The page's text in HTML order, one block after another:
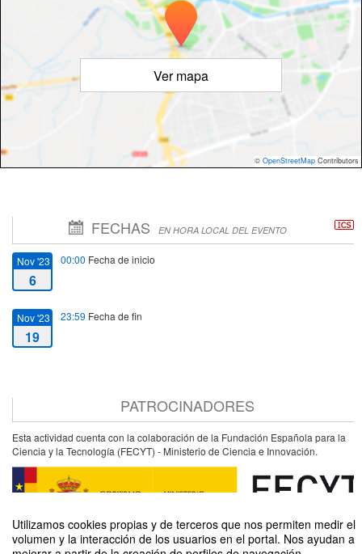
Utilizamos cookies propias y de terceros que nos permiten medir el
volumen y la interacción de los usuarios en el portal. Nos ayudan a
Ver mapa
© OpenStreetMap Contributors
FECHAS EN HORA LOCAL DEL EVENTO
Nov '23
6
00:00 Fecha de inicio
Nov '23
19
23:59 Fecha de fin
PATROCINADORES
Esta actividad cuenta con la colaboración de la Fundación Española para la
Ciencia y la Tecnología (FECYT) - Ministerio de Ciencia e Innovación.